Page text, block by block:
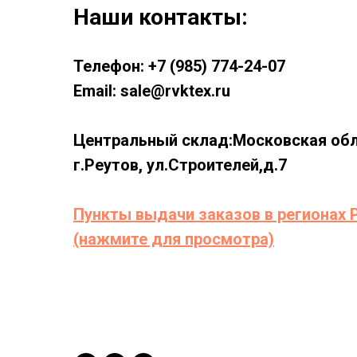
Наши контакты:
Телефон: +7 (985) 774-24-07
Email: sale@rvktex.ru
Центральный склад:Московская
г.Реутов, ул.Строителей,д.7
Пункты выдачи заказов в регионах
(нажмите для просмотра)